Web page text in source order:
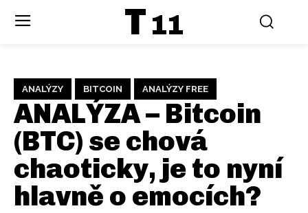
T 11
ANALÝZY BITCOIN ANALÝZY FREE
ANALÝZA – Bitcoin
(BTC) se chová
chaoticky, je to nyní
hlavně o emocích?